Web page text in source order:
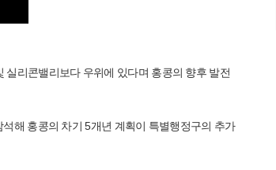
실리콘밸리보다 우위에 있다며 홍콩의 향후 발전
해 홍콩의 차기 5개년 계획이 특별행정구의 추가